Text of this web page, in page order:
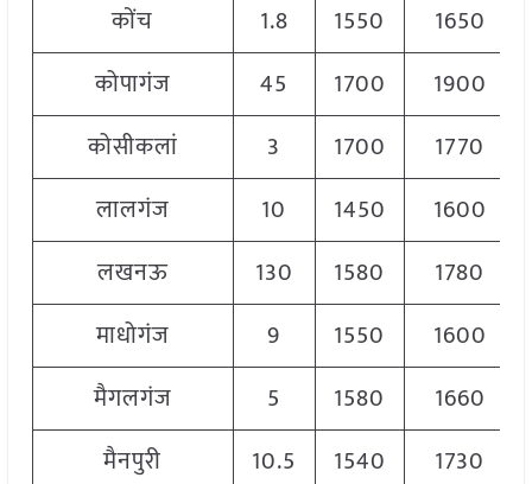
कोंच
1.8 1550 1650
कोपागंज
45 1700 1900
कोसीकलां
3 1700
1770
लालगंज
10 1450 1600
लखनऊ
130 1580 1780
माधोगंज
9 1550
1600
मैगलगंज
5 1580
1660
मैनपुरी
10.5 1540 1730